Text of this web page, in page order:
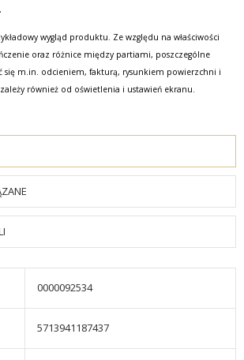
wygląd produktu. Ze względu na właściwości
oraz różnice między partiami, poszczególne
się m.in. odcieniem, fakturą, rysunkiem powierzchni i
również od oświetlenia i ustawień ekranu.
0000092534
5713941187437